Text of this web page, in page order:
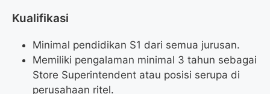
Kualifikasi
Minimal pendidikan S1 dari semua jurusan.
Memiliki pengalaman minimal 3 tahun sebagai
Store Superintendent atau posisi serupa di
perusahaan ritel.